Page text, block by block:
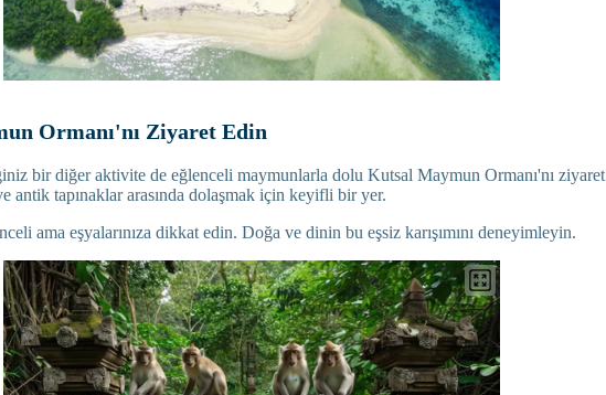
Ormanı'nı Ziyaret Edin
bir diğer aktivite de eğlenceli maymunlarla dolu Kutsal Maymun Ormanı'nı ziyaret
antik tapınaklar arasında dolaşmak için keyifli bir yer.
ama eşyalarınıza dikkat edin. Doğa ve dinin bu eşsiz karışımını deneyimleyin.